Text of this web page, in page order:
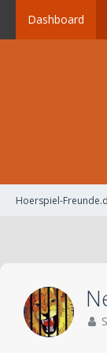
Dashboard
Hoerspiel-